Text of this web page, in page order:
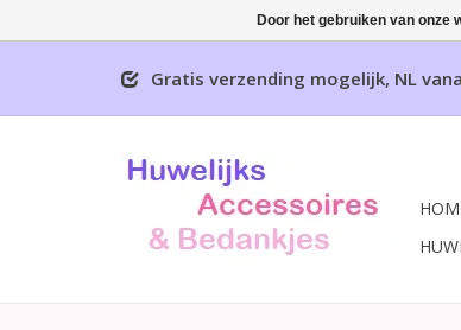
Gratis verzending mogelijk, NL
Door het gebruiken van onze